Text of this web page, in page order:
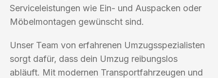
Serviceleistungen wie Ein- und Auspacken oder
Möbelmontagen gewünscht sind.
Unser Team von erfahrenen Umzugsspezialisten
sorgt dafür, dass dein Umzug reibungslos
abläuft. Mit modernen Transportfahrzeugen und